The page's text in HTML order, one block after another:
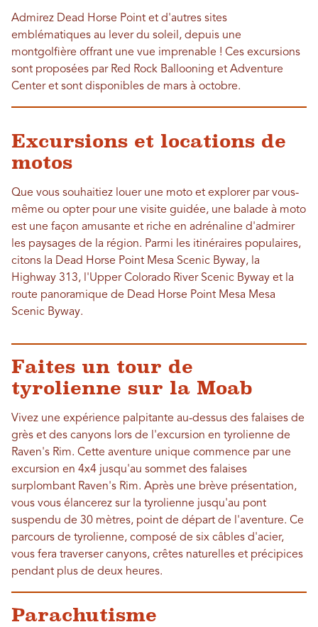
Admirez Dead Horse Point et d'autres sites
emblématiques au lever du soleil, depuis une
montgolfière offrant une vue imprenable ! Ces excursions
sont proposées par Red Rock Ballooning et Adventure
Center et sont disponibles de mars à octobre.
Excursions et locations de
motos
Que vous souhaitiez louer une moto et explorer par vous-
même ou opter pour une visite guidée, une balade à moto
est une façon amusante et riche en adrénaline d'admirer
les paysages de la région. Parmi les itinéraires populaires,
citons la Dead Horse Point Mesa Scenic Byway, la
Highway 313, l'Upper Colorado River Scenic Byway et la
route panoramique de Dead Horse Point Mesa Mesa
Scenic Byway.
Faites un tour de
tyrolienne sur la Moab
Vivez une expérience palpitante au-dessus des falaises de
grès et des canyons lors de l'excursion en tyrolienne de
Raven's Rim. Cette aventure unique commence par une
excursion en 4x4 jusqu'au sommet des falaises
surplombant Raven's Rim. Après une brève présentation,
vous vous élancerez sur la tyrolienne jusqu'au pont
suspendu de 30 mètres, point de départ de l'aventure. Ce
parcours de tyrolienne, composé de six câbles d'acier,
vous fera traverser canyons, crêtes naturelles et précipices
pendant plus de deux heures.
Parachutisme